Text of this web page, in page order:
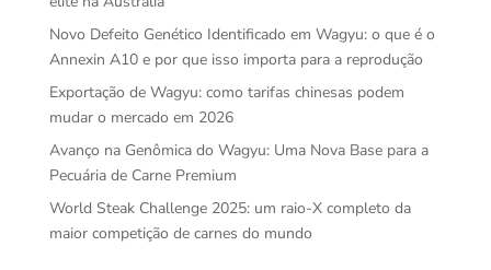
Novo Defeito Genético Identificado em Wagyu: o que é o
Annexin A10 e por que isso importa para a reprodução
Exportação de Wagyu: como tarifas chinesas podem
mudar o mercado em 2026
Avanço na Genômica do Wagyu: Uma Nova Base para a
Pecuária de Carne Premium
World Steak Challenge 2025: um raio-X completo da
maior competição de carnes do mundo